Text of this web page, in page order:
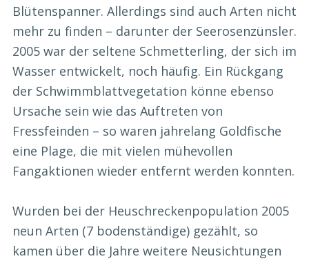
Blütenspanner. Allerdings sind auch Arten nicht
mehr zu finden – darunter der Seerosenzünsler.
2005 war der seltene Schmetterling, der sich im
Wasser entwickelt, noch häufig. Ein Rückgang
der Schwimmblattvegetation könne ebenso
Ursache sein wie das Auftreten von
Fressfeinden – so waren jahrelang Goldfische
eine Plage, die mit vielen mühevollen
Fangaktionen wieder entfernt werden konnten.
Wurden bei der Heuschreckenpopulation 2005
neun Arten (7 bodenständige) gezählt, so
kamen über die Jahre weitere Neusichtungen